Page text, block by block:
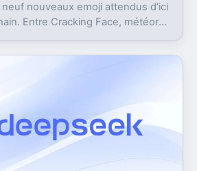
nouveaux emoji attendus d’ici
Entre Cracking Face, météore